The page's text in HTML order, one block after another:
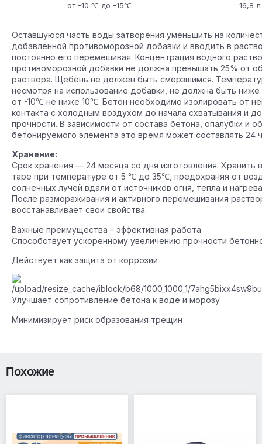
от -10 ℃ до -15℃ 16,8 л
Оставшуюся часть воды затворения уменьшить на
добавленной противоморозной добавки и вводить в
постоянно его перемешивая. Концентрация водного
противоморозной добавки не должна превышать 25% от
раствора. Щебень не должен быть смерзшимся.
несмотря на использование добавки, не должна быть
от -10℃ не ниже 10℃. Бетон необходимо изолировать от
контакта с холодным воздухом до начала схватывания и
прочности. В зависимости от состава бетона, опалубки и
бетонируемого элемента это время может составлять 24
Хранение:
Срок хранения — 24 месяца со дня изготовления. Хранить
таре при температуре от 5 ℃ до 35℃, предохраняя от
солнечных лучей вдали от источников огня, тепла и
После размораживания и активного перемешивания
восстанавливает свои свойства.
Важные преимущества – эффективная работа
Способствует ускоренному увеличению прочности
Действует как защита от коррозии
Улучшает сопротивление бетона к воде и морозу
Минимизирует риск образования трещин
Похожие